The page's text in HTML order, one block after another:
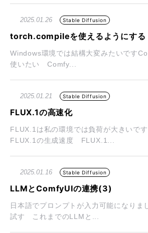
2025.01.26 Stable Diffusion
torch.compileを使えるようにする
Windows環境では結構大変みたいです
使いたい Comfy...
2025.01.21 Stable Diffusion
FLUX.1の高速化
FLUX.1は私の環境では負荷が大きいで
FLUX.1の生成速度 FLUX.1...
2025.01.16 Stable Diffusion
LLMとComfyUIの連携(3)
日本語でプロンプトが入力可能になり
試す これまでのLLMと...